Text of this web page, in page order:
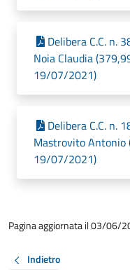
Delibera C.C. n.
Noia Claudia
19/07/2021)
Delibera C.C. n.
Mastrovito Antonio
19/07/2021)
Pagina aggiornata il 03/06/
Indietro